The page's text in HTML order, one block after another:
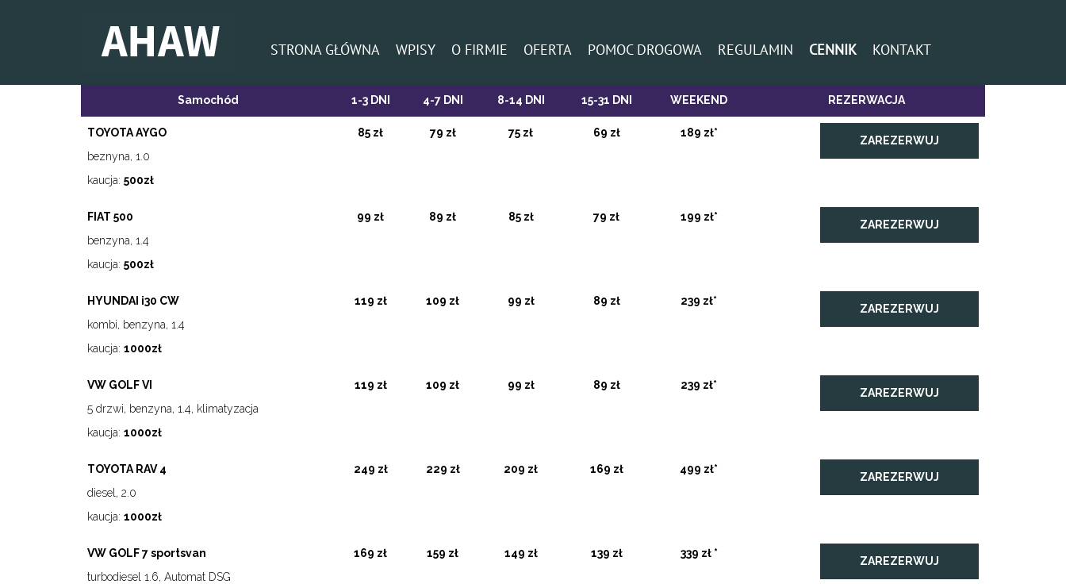
STRONA GŁÓWNA WPISY O FIRMIE OFERTA POMOC DROGOWA REGULAMIN CENNIK KONTAKT
Samochód 1-3 DNI 4-7 DNI 8-14 DNI 15-31 DNI WEEKEND REZERWACJA
TOYOTA AYGO
beznyna, 1.0
kaucja: 500zł
85 zł 79 zł 75 zł 69 zł 189 zł*
ZAREZERWUJ
FIAT 500
benzyna, 1.4
kaucja: 500zł
99 zł 89 zł 85 zł 79 zł 199 zł*
ZAREZERWUJ
HYUNDAI i30 CW
kombi, benzyna, 1.4
kaucja: 1000zł
119 zł 109 zł 99 zł 89 zł 239 zł*
ZAREZERWUJ
VW GOLF VI
5 drzwi, benzyna, 1.4, klimatyzacja
kaucja: 1000zł
119 zł 109 zł 99 zł 89 zł 239 zł*
ZAREZERWUJ
TOYOTA RAV 4
diesel, 2.0
kaucja: 1000zł
249 zł 229 zł 209 zł 169 zł 499 zł*
ZAREZERWUJ
VW GOLF 7 sportsvan
turbodiesel 1.6, Automat DSG
169 zł 159 zł 149 zł 139 zł 339 zł *
ZAREZERWUJ